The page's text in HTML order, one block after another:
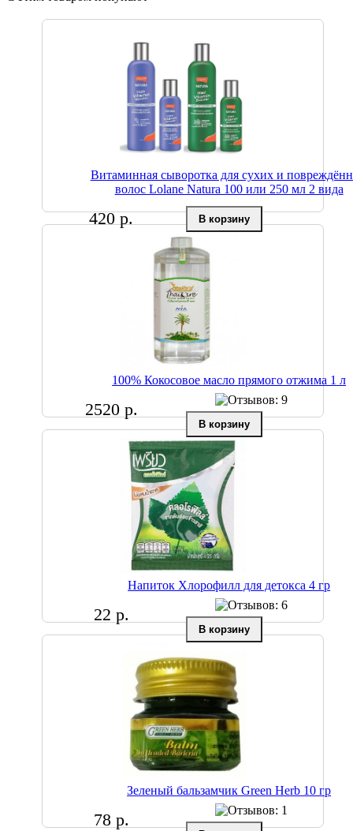
Витаминная сыворотка для сухих и
волос Lolane Natura 100 или 250 мл 2 вида
420 р.
100% Кокосовое масло прямого отжима 1 л
2520 р.
Напиток Хлорофилл для детокса 4 гр
22 р.
Зеленый бальзамчик Green Herb 10 гр
78 р.